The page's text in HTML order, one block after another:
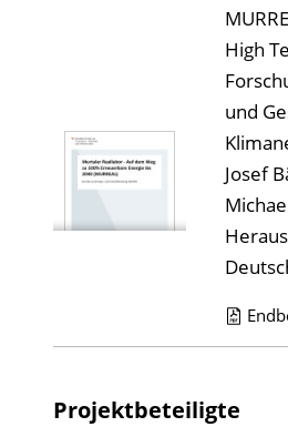
High
und
Josef
D
w
Projektbeteiligte